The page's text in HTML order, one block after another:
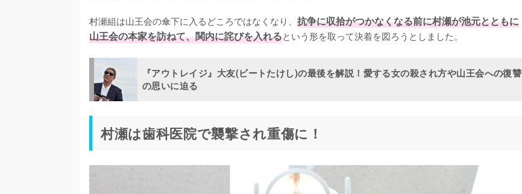
村瀬組は山王会の傘下に入るどころではなくなり、 抗争に収拾がつかなくなる前に村瀬が池元とともに
山王会の本家を訪ねて、関内に詫びを入れるという形を取って決着を図ろうとしました。
『アウトレイジ』大友(ビートたけし)の最後を解説！愛する女の殺され方や山王会への復讐
の思いに迫る
村瀬は歯科医院で襲撃され重傷に！